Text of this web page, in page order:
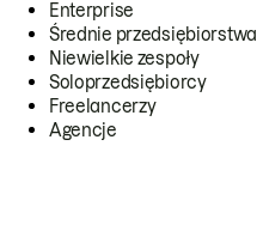
Enterprise
Średnie przedsiębiorstwa
Niewielkie zespoły
Soloprzedsiębiorcy
Freelancerzy
Agencje